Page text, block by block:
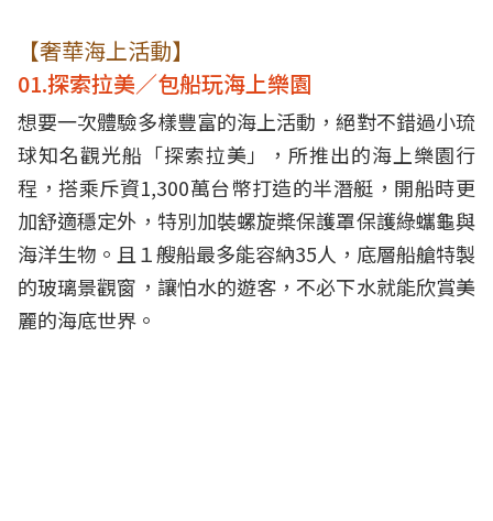
【奢華海上活動】
01.探索拉美／包船玩海上樂園
想要一次體驗多樣豐富的海上活動，絕對不錯過小琉
球知名觀光船「探索拉美」，所推出的海上樂園行
程，搭乘斥資1,300萬台幣打造的半潛艇，開船時更
加舒適穩定外，特別加裝螺旋槳保護罩保護綠蠵龜與
海洋生物。且１艘船最多能容納35人，底層船艙特製
的玻璃景觀窗，讓怕水的遊客，不必下水就能欣賞美
麗的海底世界。